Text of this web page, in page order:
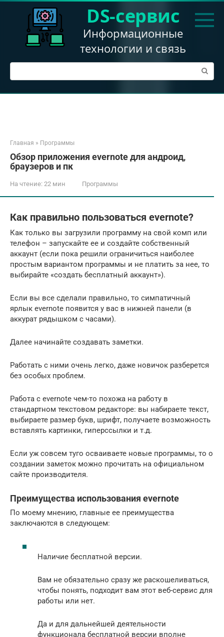
Перейти
DS-сервис
Информационные
технологии и связь
Поиск:
Главная » Программы
Обзор приложения evernote для андроид,
браузеров и пк
На чтение: 22 мин Программы
Как правильно пользоваться evernote?
Как только вы загрузили программу на свой комп или
телефон – запускайте ее и создайте собственный
аккаунт (если пока решили ограничиться наиболее
простым вариантом программы и не платить за нее, то
выбирайте «создать бесплатный аккаунт»).
Если вы все сделали правильно, то симпатичный
ярлык evernote появится у вас в нижней панели (в
аккурат рядышком с часами).
Далее начинайте создавать заметки.
Работать с ними очень легко, даже новичок разберется
без особых проблем.
Работа с evernote чем-то похожа на работу в
стандартном текстовом редакторе: вы набираете текст,
выбираете размер букв, шрифт, получаете возможность
вставлять картинки, гиперссылки и т.д.
Если уж совсем туго осваиваете новые программы, то о
создании заметок можно прочитать на официальном
сайте производителя.
Преимущества использования evernote
По моему мнению, главные ее преимущества
заключаются в следующем:
Наличие бесплатной версии.
Вам не обязательно сразу же раскошеливаться,
чтобы понять, подходит вам этот веб-сервис для
работы или нет.
Да и для дальнейшей деятельности
функционала бесплатной версии вполне